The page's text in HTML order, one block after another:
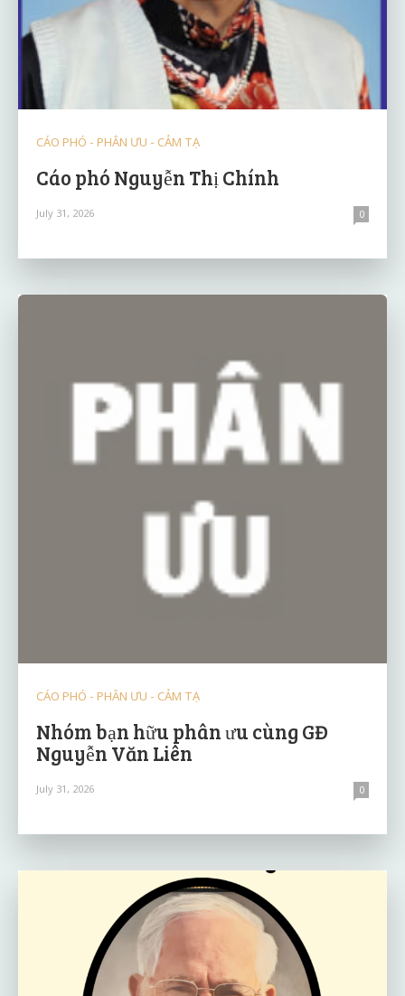
CÁO PHÓ - PHÂN ƯU - CẢM TẠ
Cáo phó Nguyễn Thị Chính
July 31, 2026 0
CÁO PHÓ - PHÂN ƯU - CẢM TẠ
Nhóm bạn hữu phân ưu cùng GĐ
Nguyễn Văn Liên
July 31, 2026 0